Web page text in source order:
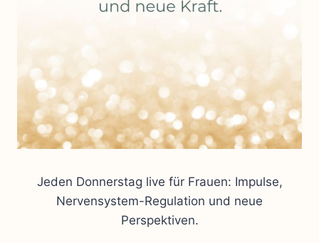
Jeden Donnerstag live für Frauen: Impulse,
Nervensystem-Regulation und neue
Perspektiven.